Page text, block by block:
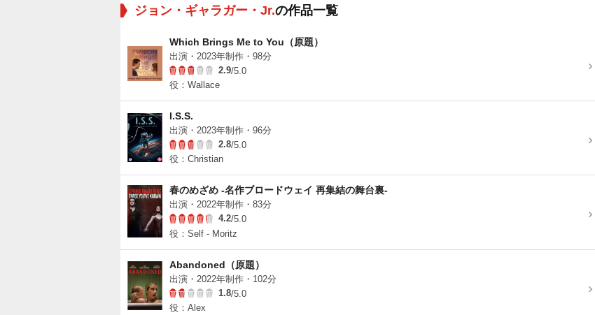
ジョン・ギャラガー・Jr.の作品一覧
Which Brings Me to You（原題）
出演・2023年制作・98分
2.9/5.0
役：Wallace
I.S.S.
出演・2023年制作・96分
2.8/5.0
役：Christian
春のめざめ -名作ブロードウェイ 再集結の舞台裏-
出演・2022年制作・83分
4.2/5.0
役：Self - Moritz
Abandoned（原題）
出演・2022年制作・102分
1.8/5.0
役：Alex